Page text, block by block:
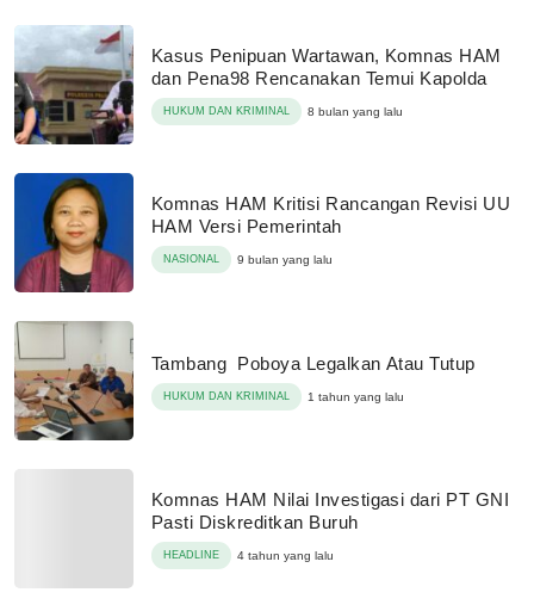
Kasus Penipuan Wartawan, Komnas HAM
dan Pena98 Rencanakan Temui Kapolda
HUKUM DAN KRIMINAL 8 bulan yang lalu
Komnas HAM Kritisi Rancangan Revisi UU
HAM Versi Pemerintah
NASIONAL 9 bulan yang lalu
Tambang Poboya Legalkan Atau Tutup
HUKUM DAN KRIMINAL 1 tahun yang lalu
Komnas HAM Nilai Investigasi dari PT GNI
Pasti Diskreditkan Buruh
HEADLINE 4 tahun yang lalu